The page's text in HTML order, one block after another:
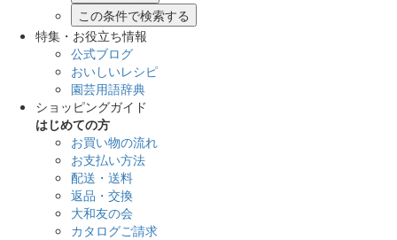
この条件で検索する
特集・お役立ち情報
公式ブログ
おいしいレシピ
園芸用語辞典
ショッピングガイド
はじめての方
お買い物の流れ
お支払い方法
配送・送料
返品・交換
大和友の会
カタログご請求